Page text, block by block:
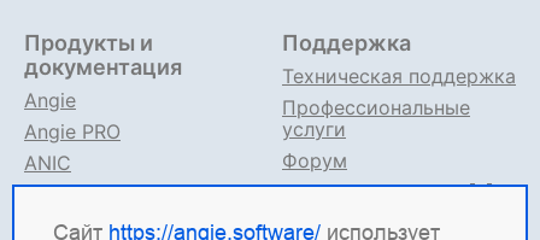
Сайт https://angie.software/ использует
Продукты и
документация
Angie
Angie PRO
ANIC
Angie ADC
Документация
Поддержка
Техническая поддержка
Профессиональные
услуги
Форум
Поддержка в TG